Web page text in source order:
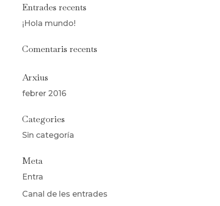
Entrades recents
¡Hola mundo!
Comentaris recents
Arxius
febrer 2016
Categories
Sin categoría
Meta
Entra
Canal de les entrades